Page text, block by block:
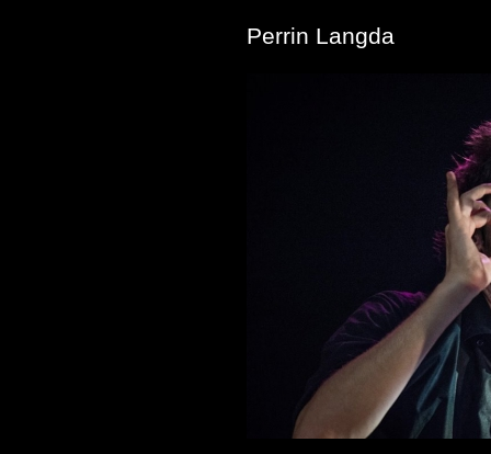
Perrin Langda